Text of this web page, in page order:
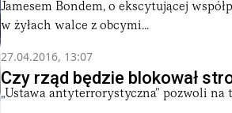
Jamesem Bondem, o ekscytującej
w żyłach walce z obcymi...
27.04.2016, 13:07
Czy rząd będzie blokował
„Ustawa antyterrorystyczna” pozwoli na